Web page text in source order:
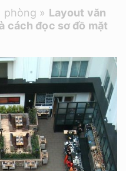
phòng » Layout văn
cách đọc sơ đồ mặt